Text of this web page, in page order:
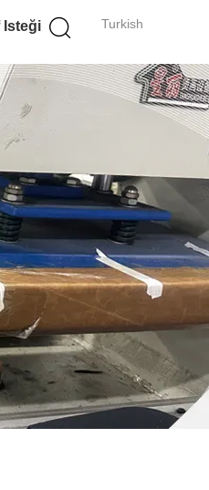
Turkish
Isteği